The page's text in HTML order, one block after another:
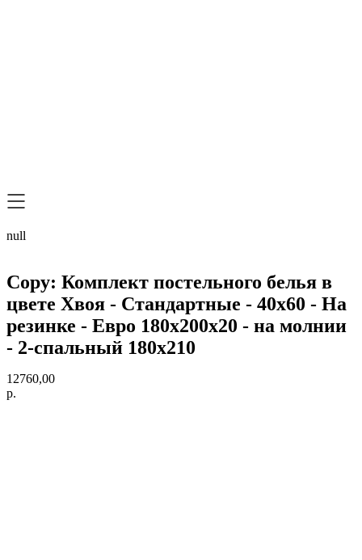
null
Copy: Комплект постельного белья в
цвете Хвоя - Стандартные - 40х60 - На
резинке - Евро 180х200х20 - на молнии
- 2-спальный 180х210
12760,00
р.